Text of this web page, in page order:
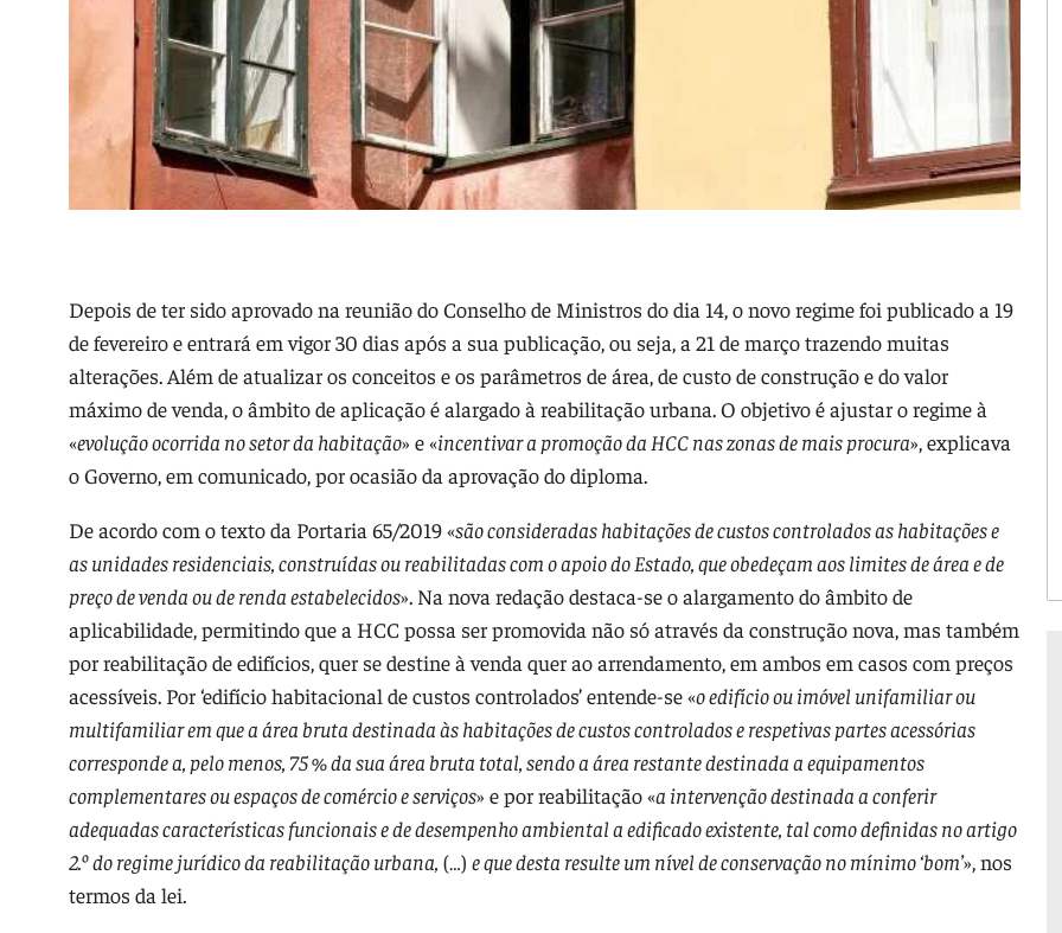
Depois de ter sido aprovado na reunião do Conselho de Ministros do dia 14, o novo regime foi publicado a 19
de fevereiro e entrará em vigor 30 dias após a sua publicação, ou seja, a 21 de março trazendo muitas
alterações. Além de atualizar os conceitos e os parâmetros de área, de custo de construção e do valor
máximo de venda, o âmbito de aplicação é alargado à reabilitação urbana. O objetivo é ajustar o regime à
«evolução ocorrida no setor da habitação» e «incentivar a promoção da HCC nas zonas de mais procura», explicava
o Governo, em comunicado, por ocasião da aprovação do diploma.
De acordo com o texto da Portaria 65/2019 «são consideradas habitações de custos controlados as habitações e
as unidades residenciais, construídas ou reabilitadas com o apoio do Estado, que obedeçam aos limites de área e de
preço de venda ou de renda estabelecidos». Na nova redação destaca-se o alargamento do âmbito de
aplicabilidade, permitindo que a HCC possa ser promovida não só através da construção nova, mas também
por reabilitação de edifícios, quer se destine à venda quer ao arrendamento, em ambos em casos com preços
acessíveis. Por ‘edifício habitacional de custos controlados’ entende-se «o edifício ou imóvel unifamiliar ou
multifamiliar em que a área bruta destinada às habitações de custos controlados e respetivas partes acessórias
corresponde a, pelo menos, 75 % da sua área bruta total, sendo a área restante destinada a equipamentos
complementares ou espaços de comércio e serviços» e por reabilitação «a intervenção destinada a conferir
adequadas características funcionais e de desempenho ambiental a edificado existente, tal como definidas no artigo
2.º do regime jurídico da reabilitação urbana, (…)e que desta resulte um nível de conservação no mínimo ‘bom’», nos
termos da lei.